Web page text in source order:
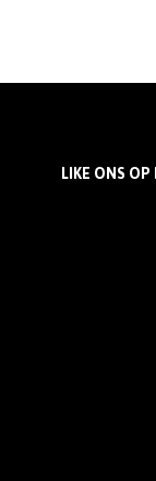
LIKE ONS